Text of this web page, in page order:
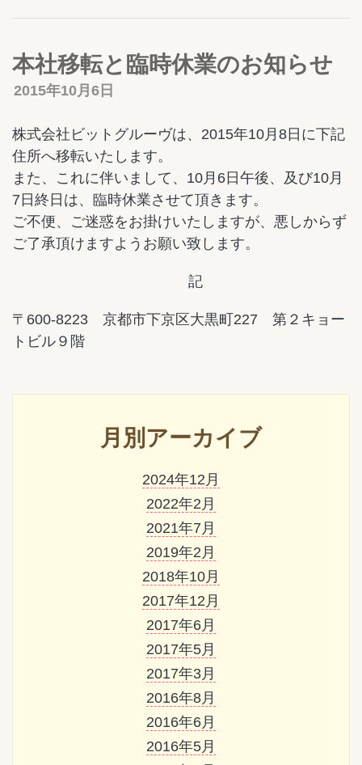
本社移転と臨時休業のお知らせ
2015年10月6日
株式会社ビットグルーヴは、2015年10月8日に下記
住所へ移転いたします。
また、これに伴いまして、10月6日午後、及び10月
7日終日は、臨時休業させて頂きます。
ご不便、ご迷惑をお掛けいたしますが、悪しからず
ご了承頂けますようお願い致します。
記
〒600-8223 京都市下京区大黒町227 第２キョー
トビル９階
月別アーカイブ
2024年12月
2022年2月
2021年7月
2019年2月
2018年10月
2017年12月
2017年6月
2017年5月
2017年3月
2016年8月
2016年6月
2016年5月